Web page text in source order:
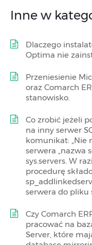
Inne w
Dlaczego
Optima nie
Przeniesienie
oraz Comarch
stanowisko.
Co zrobić jeżeli
na inny serwer
komunikat: „Nie
serwera „nazwa
sys.servers. W
procedurę
serwera do pliku
Czy Comarch
pracować na
Server, które